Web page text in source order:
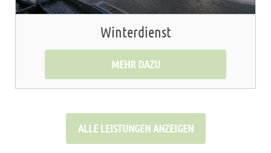
Winterdienst
MEHR DAZU
ALLE LEISTUNGEN ANZEIGEN